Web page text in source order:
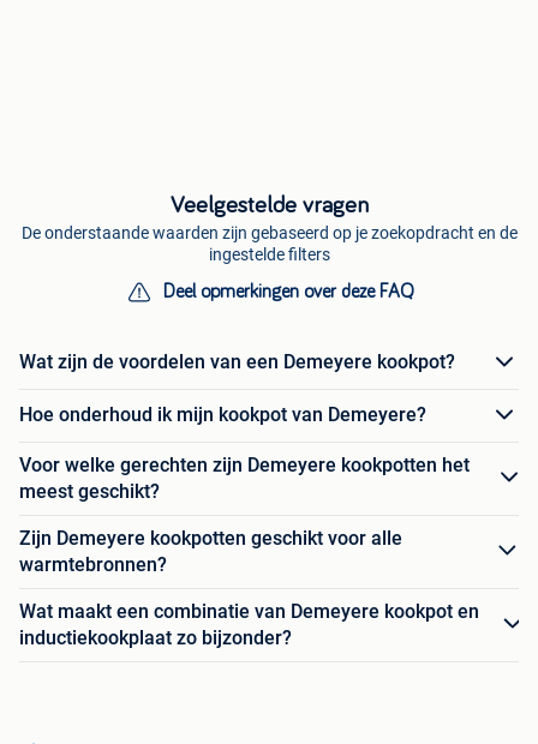
Veelgestelde vragen
De onderstaande waarden zijn gebaseerd op je zoekopdracht en de
ingestelde filters
Deel opmerkingen over deze FAQ
Wat zijn de voordelen van een Demeyere kookpot?
Hoe onderhoud ik mijn kookpot van Demeyere?
Voor welke gerechten zijn Demeyere kookpotten het
meest geschikt?
Zijn Demeyere kookpotten geschikt voor alle
warmtebronnen?
Wat maakt een combinatie van Demeyere kookpot en
inductiekookplaat zo bijzonder?